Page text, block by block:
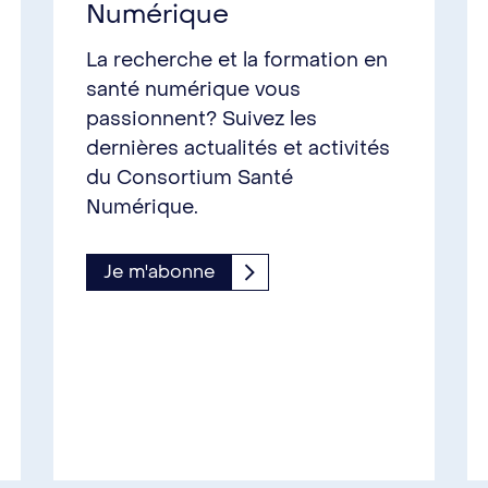
Numérique
La recherche et la formation en
santé numérique vous
passionnent? Suivez les
dernières actualités et activités
du Consortium Santé
Numérique.
Je m'abonne